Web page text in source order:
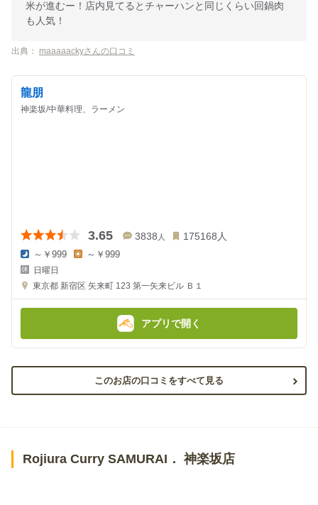
米が進むー！店内見てるとチャーハンと同じくらい回鍋肉
も人気！
出典： maaaaackyさんの口コミ
龍朋
神楽坂/中華料理、ラーメン
3.65 3838 人 175168人
夜
の
金
～￥999
金
額
～￥999
日曜日
東京都 新宿区 矢来町 123 第一矢来ビル Ｂ１
アプリで開く
このお店の口コミをすべて見る
Rojiura Curry SAMURAI． 神楽坂店